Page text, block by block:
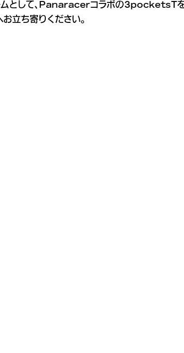
ムとして、Panaracerコラボの3pocketsTを
立ち寄りください。